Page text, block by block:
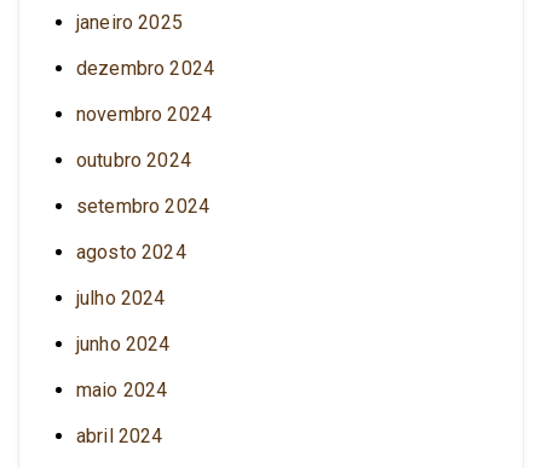
janeiro 2025
dezembro 2024
novembro 2024
outubro 2024
setembro 2024
agosto 2024
julho 2024
junho 2024
maio 2024
abril 2024